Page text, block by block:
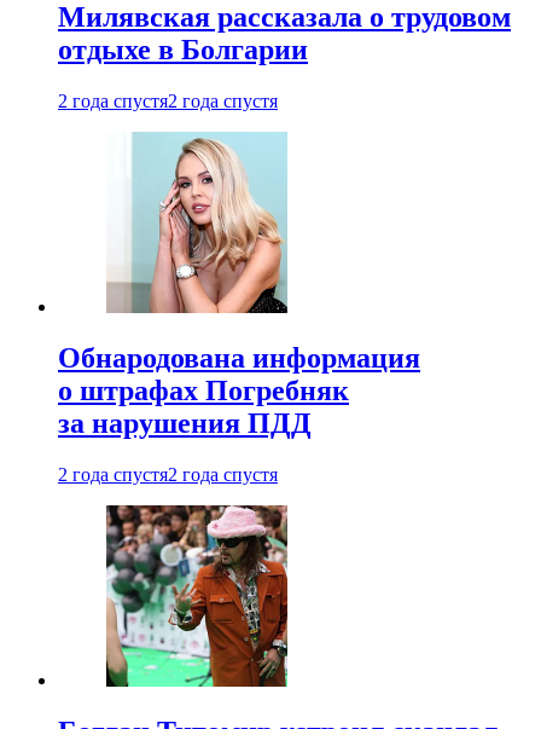
Милявская рассказала о трудовом
отдыхе в Болгарии
2 года спустя2 года спустя
Обнародована информация
о штрафах Погребняк
за нарушения ПДД
2 года спустя2 года спустя